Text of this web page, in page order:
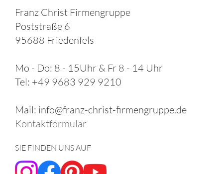
Franz Christ Firmengruppe
Poststraße 6
95688 Friedenfels
Mo - Do: 8 - 15Uhr & Fr 8 - 14 Uhr
Tel: +49 9683 929 9210
Mail: info@franz-christ-firmengruppe.de
Kontaktformular
SIE FINDEN UNS AUF